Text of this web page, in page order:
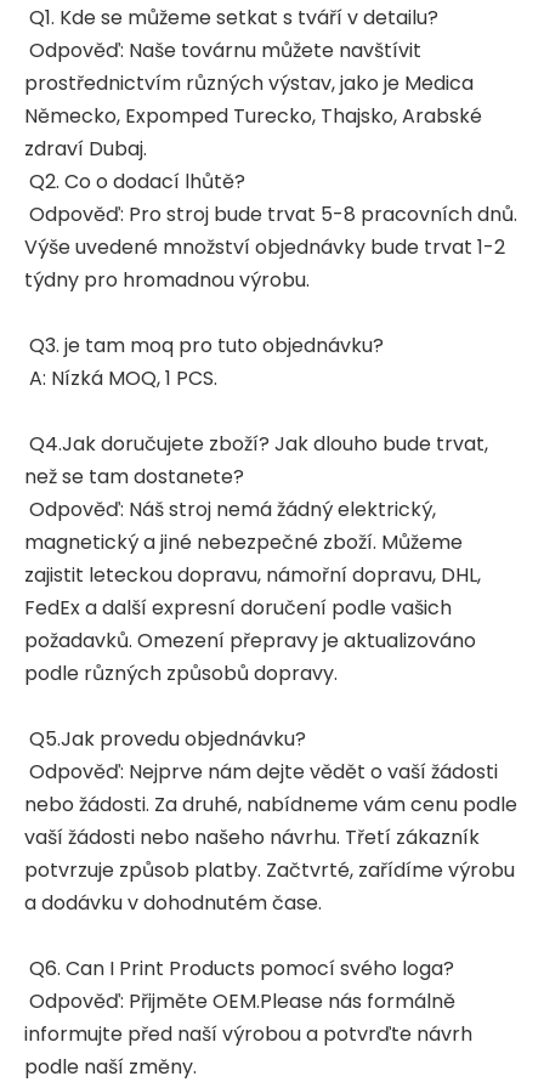
Q1. Kde se můžeme setkat s tváří v detailu?
Odpověď: Naše továrnu můžete navštívit
prostřednictvím různých výstav, jako je Medica
Německo, Expomped Turecko, Thajsko, Arabské
zdraví Dubaj.
Q2. Co o dodací lhůtě?
Odpověď: Pro stroj bude trvat 5-8 pracovních dnů.
Výše uvedené množství objednávky bude trvat 1-2
týdny pro hromadnou výrobu.
Q3. je tam moq pro tuto objednávku?
A: Nízká MOQ, 1 PCS.
Q4.Jak doručujete zboží? Jak dlouho bude trvat,
než se tam dostanete?
Odpověď: Náš stroj nemá žádný elektrický,
magnetický a jiné nebezpečné zboží. Můžeme
zajistit leteckou dopravu, námořní dopravu, DHL,
FedEx a další expresní doručení podle vašich
požadavků. Omezení přepravy je aktualizováno
podle různých způsobů dopravy.
Q5.Jak provedu objednávku?
Odpověď: Nejprve nám dejte vědět o vaší žádosti
nebo žádosti. Za druhé, nabídneme vám cenu podle
vaší žádosti nebo našeho návrhu. Třetí zákazník
potvrzuje způsob platby. Začtvrté, zařídíme výrobu
a dodávku v dohodnutém čase.
Q6. Can I Print Products pomocí svého loga?
Odpověď: Přijměte OEM.Please nás formálně
informujte před naší výrobou a potvrďte návrh
podle naší změny.